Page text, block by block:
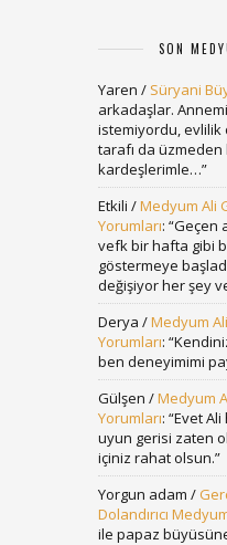
SON
Yaren / Süryani
arkadaşlar.
istemiyordu, evlilik
tarafı da
kardeşlerimle…”
Etkili /Medyum Ali
Yorumları: “Geçen
vefk bir hafta gibi
göstermeye
değişiyor her şey
Derya /Medyum
Yorumları: “
ben deneyimimi
Gülşen /Medyum
Yorumları: “Evet Ali
uyun gerisi zaten
içiniz rahat olsun.”
Yorgun adam /
Dolandırıcı
ile papaz büyüsüne